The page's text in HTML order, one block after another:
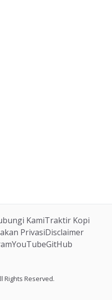
KamiTraktir Kopi
PrivasiDisclaimer
YouTubeGitHub
Rights Reserved.